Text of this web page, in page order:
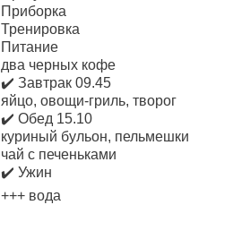
Приборка
Тренировка
Питание
два черных кофе
✔️ Завтрак 09.45
яйцо, овощи-гриль, творог
✔️ Обед 15.10
куриный бульон, пельмешки
чай с печеньками
✔️ Ужин
+++ вода